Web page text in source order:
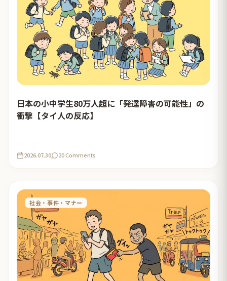
日本の小中学生80万人超に「発達障害の可能性」の
衝撃【タイ人の反応】
2026.07.30 20 Comments
社会・事件・マナー